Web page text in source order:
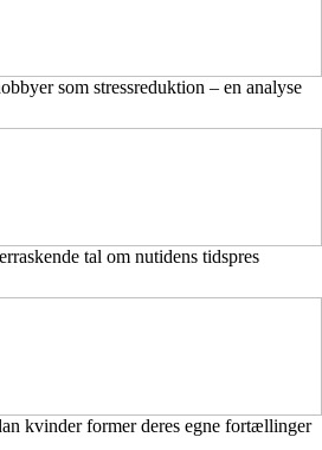
som stressreduktion – en analyse
tal om nutidens tidspres
kvinder former deres egne fortællinger